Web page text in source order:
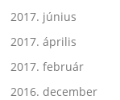
2017. június
2017. április
2017. február
2016. december